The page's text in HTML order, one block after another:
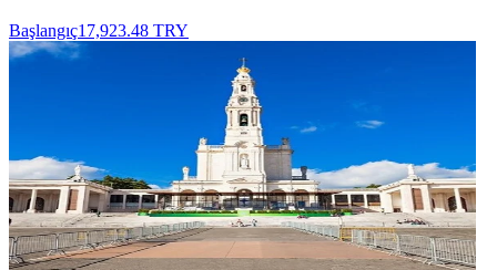
Başlangıç17,923.48 TRY